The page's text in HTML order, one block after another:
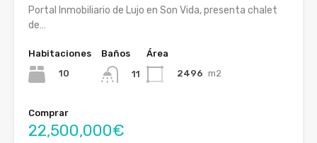
Portal Inmobiliario de Lujo en Son Vida, presenta chalet
de…
Habitaciones
10
Baños
11
Área
2496 m2
Comprar
22,500,000€